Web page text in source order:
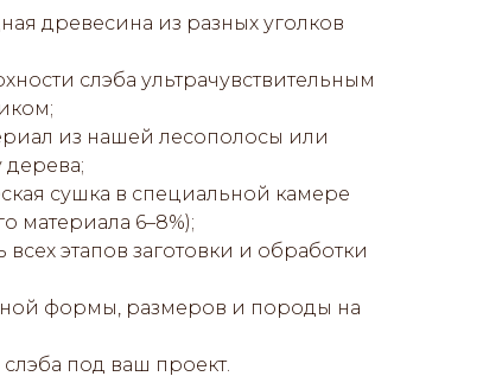
древесина из разных уголков
слэба ультрачувствительным
из нашей лесополосы или
дерева;
сушка в специальной камере
материала 6–8%);
этапов заготовки и обработки
формы, размеров и породы на
под ваш проект.